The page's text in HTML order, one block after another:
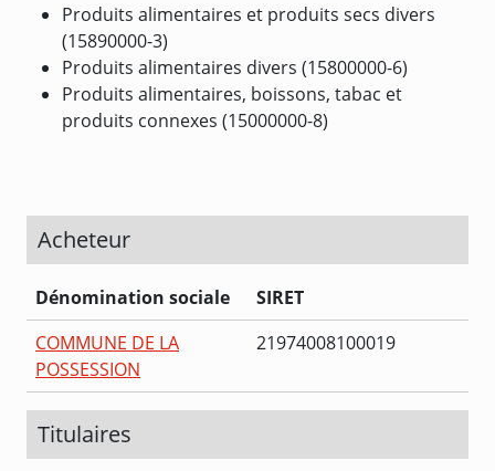
Produits alimentaires et produits secs divers
(15890000-3)
Produits alimentaires divers (15800000-6)
Produits alimentaires, boissons, tabac et
produits connexes (15000000-8)
Acheteur
Dénomination sociale
SIRET
COMMUNE DE LA
POSSESSION
21974008100019
Titulaires